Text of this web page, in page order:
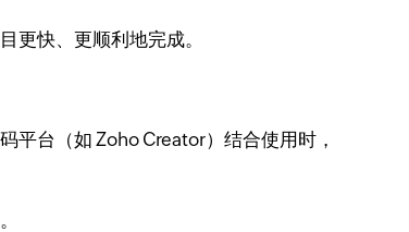
更快、更顺利地完成。
平台（如 Zoho Creator）结合使用时，